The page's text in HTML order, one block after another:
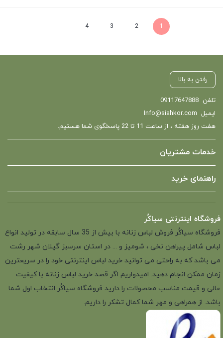
1
2
3
4
رفتن به بالا
تلفن 09117647888
ایمیل Info@siahkor.com
هفت روز هفته ، از ساعت 11 تا 22 پاسخگوی شما هستیم.
خدمات مشتریان
راهنمای خرید
فروشگاه اینترنتی سیاکُر
فروشگاه سیاکُر فروش لباس زنانه با بیش از 35 سال سابقه در تولید انواع
لباس شامل پیراهن نخی ، شومیز و ... در استان سرسبز گیلان شهر رشت
می باشد که به راحتی می توانید خرید لباس اینترنتی خود را در سریعترین
زمان ممکن انجام دهید. امیدواریم اگر قصد خرید لباس زنانه با کیفیت
عالی و قیمت مناسب محصولات را دارید فروشگاه سیاکُر انتخاب اول شما
باشد. از همراهی و مهر شما کمال تشکر را داریم.